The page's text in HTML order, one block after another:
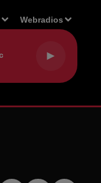
Webradios